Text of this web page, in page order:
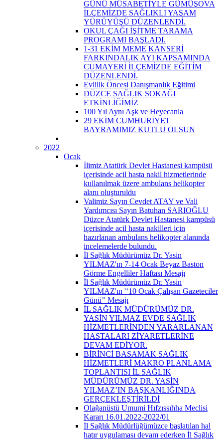
GÜNÜ MÜSABETİYLE GÜMÜŞOVA
İLÇEMİZDE SAĞLIKLI YAŞAM
YÜRÜYÜŞÜ DÜZENLENDİ.
OKUL ÇAĞI İŞİTME TARAMA
PROGRAMI BAŞLADI.
1-31 EKİM MEME KANSERİ
FARKINDALIK AYI KAPSAMINDA
CUMAYERİ İLÇEMİZDE EĞİTİM
DÜZENLENDİ.
Evlilik Öncesi Danışmanlık Eğitimi
DÜZCE SAĞLIK SOKAĞI
ETKİNLİĞİMİZ
100 Yıl Aynı Aşk ve Heyecanla
29 EKİM CUMHURİYET
BAYRAMIMIZ KUTLU OLSUN
2022
Ocak
İlimiz Atatürk Devlet Hastanesi kampüsü
içerisinde acil hasta nakil hizmetlerinde
kullanılmak üzere ambulans helikopter
alanı oluşturuldu
Valimiz Sayın Cevdet ATAY ve Vali
Yardımcısı Sayın Batuhan SARIOĞLU
Düzce Atatürk Devlet Hastanesi kampüsü
içerisinde acil hasta nakilleri için
hazırlanan ambulans helikopter alanında
incelemelerde bulundu.
İl Sağlık Müdürümüz Dr. Yasin
YILMAZ'ın 7-14 Ocak Beyaz Baston
Görme Engelliler Haftası Mesajı
İl Sağlık Müdürümüz Dr. Yasin
YILMAZ'ın '‘10 Ocak Çalışan Gazeteciler
Günü’' Mesajı
İL SAĞLIK MÜDÜRÜMÜZ DR.
YASİN YILMAZ EVDE SAĞLIK
HİZMETLERİNDEN YARARLANAN
HASTALARI ZİYARETLERİNE
DEVAM EDİYOR.
BİRİNCİ BASAMAK SAĞLIK
HİZMETLERİ MAKRO PLANLAMA
TOPLANTISI İL SAĞLIK
MÜDÜRÜMÜZ DR. YASİN
YILMAZ’IN BAŞKANLIĞINDA
GERÇEKLEŞTİRİLDİ
Olağanüstü Umumi Hıfzıssıhha Meclisi
Kararı 16.01.2022-2022/01
İl Sağlık Müdürlüğümüzce başlatılan hal
hatır uygulaması devam ederken İl Sağlık